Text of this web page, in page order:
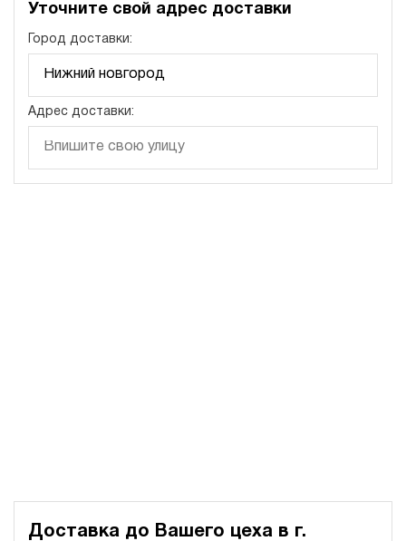
Уточните свой адрес доставки
Город доставки:
Адрес доставки:
Доставка до Вашего цеха в г.